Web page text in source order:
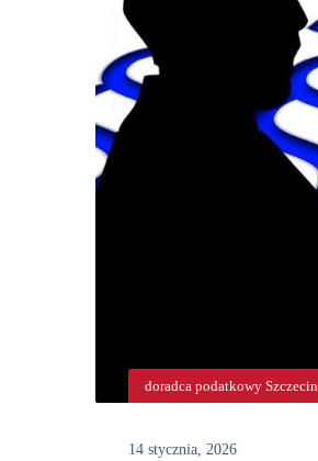
doradca podatkowy Szczecin
14 stycznia, 2026